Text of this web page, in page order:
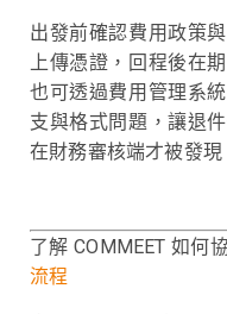
出發前確認費用政策
上傳憑證，回程後在
也可透過費用管理系
支與格式問題，讓退
在財務審核端才被發現
了解 COMMEET 如何
流程